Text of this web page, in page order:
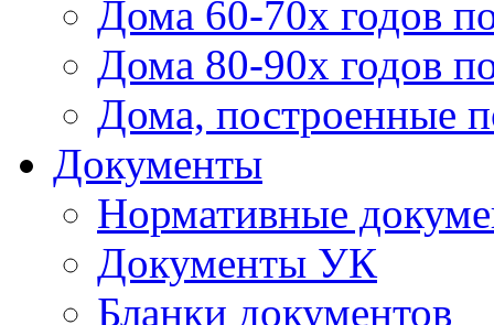
Дома 60-70х годов
Дома 80-90х годов
Дома, построенные
Документы
Нормативные
Документы УК
Бланки документов